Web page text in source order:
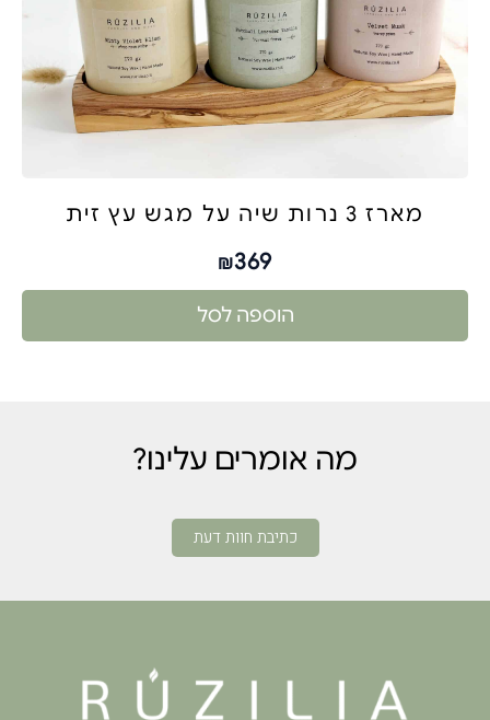
מארז 3 נרות שיה על מגש עץ זית
₪369
הוספה לסל
מה אומרים עלינו?
כתיבת חוות דעת